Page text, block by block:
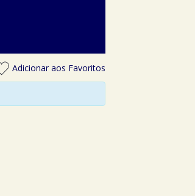
Adicionar aos Favoritos